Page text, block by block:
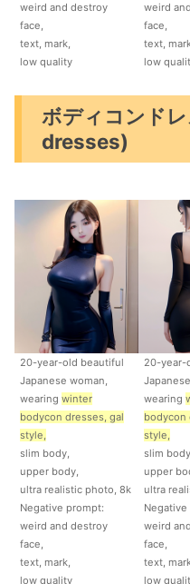
weird and destroy
face,
text, mark,
low quality
weird
face,
text,
low
ボディコンド
dresses)
20-year-old beautiful
Japanese woman,
wearing winter
bodycon dresses, gal
style,
slim body,
upper body,
ultra realistic photo, 8k
Negative prompt:
weird and destroy
face,
text, mark,
low quality
20-year-
wearing
bodycon
style,
slim
upper
ultra
weird
face,
text,
low